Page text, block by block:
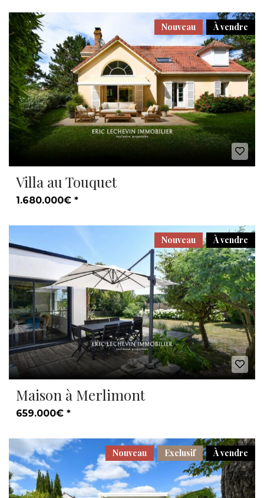
À vendre
Nouveau
Villa au Touquet
1.680.000€ *
À vendre
Nouveau
Maison à Merlimont
659.000€ *
À vendre
Exclusif
Nouveau